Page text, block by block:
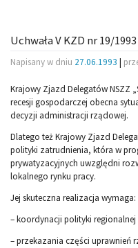
Uchwała V KZD nr 19/
Napisany w dniu 27.06.1993 |
Krajowy Zjazd Delegatów NSZZ
recesji gospodarczej obecna
decyzji administracji rządowej.
Dlatego też Krajowy Zjazd
polityki zatrudnienia, która w
prywatyzacyjnych uwzględni
lokalnego rynku pracy.
Jej skuteczna realizacja wymaga:
– koordynacji polityki regionalnej
– przekazania części uprawnień